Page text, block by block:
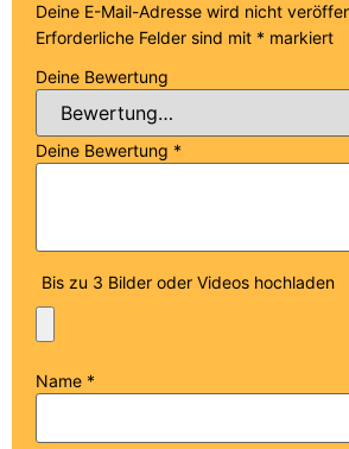
Deine E-Mail-Adresse wird nicht
Erforderliche Felder sind mit * markiert
Deine Bewertung
Deine Bewertung *
Bis zu 3 Bilder oder Videos hochladen
Name *